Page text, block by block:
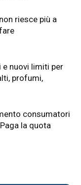
riesce più a
e nuovi limiti per
profumi,
consumatori
la quota